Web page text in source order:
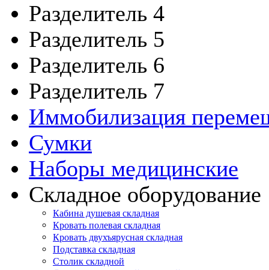
Разделитель 4
Разделитель 5
Разделитель 6
Разделитель 7
Иммобилизация
Сумки
Наборы медицинские
Складное оборудование
Кабина душевая складная
Кровать полевая складная
Кровать двухъярусная складная
Подставка складная
Столик складной